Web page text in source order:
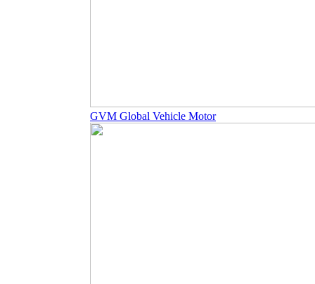
GVM Global Vehicle Motor